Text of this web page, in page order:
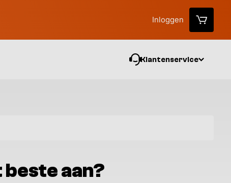
Inloggen
Klantenservice
beste aan?